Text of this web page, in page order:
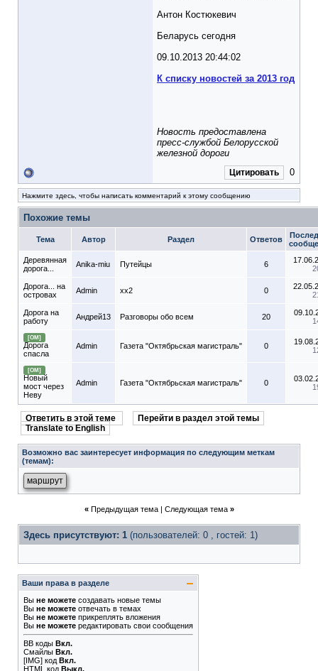
Антон Костюкевич
Беларусь сегодня
09.10.2013 20:44:02
К списку новостей за 2013 год
Новость предоставлена
пресс-службой Белорусской
железной дороги
Цитировать 0
Нажмите здесь, чтобы написать комментарий к этому сообщению
Похожие темы
Тема Автор Раздел Ответов
Деревянная
дорога...
Anika-miu Путейцы 6
Дорога... на
островах
Admin xx2 0
Дорога на
работу
Андрей13 Разговоры обо всем 20
[ОМ]
Дорога
спасла
Admin Газета "Октябрьская магистраль" 0
[ОМ]
Новый
мост через
Неву
Admin Газета "Октябрьская магистраль" 0
Ответить в этой теме
Перейти в раздел этой темы
Translate to English
Возможно вас заинтересует информация по следующим меткам
(темам):
маршрут
« Предыдущая тема| Следующая тема »
Здесь присутствуют: 1 (пользователей: 0 , гостей: 1)
Ваши права в разделе
Вы не можете создавать новые темы
Вы не можете отвечать в темах
Вы не можете прикреплять вложения
Вы не можете редактировать свои сообщения
BB коды Вкл.
Смайлы Вкл.
[IMG] код Вкл.
HTML код Выкл.